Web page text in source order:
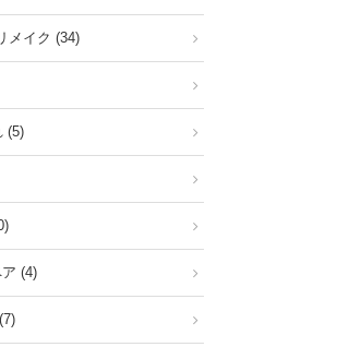
メイク (34)
(5)
(4)